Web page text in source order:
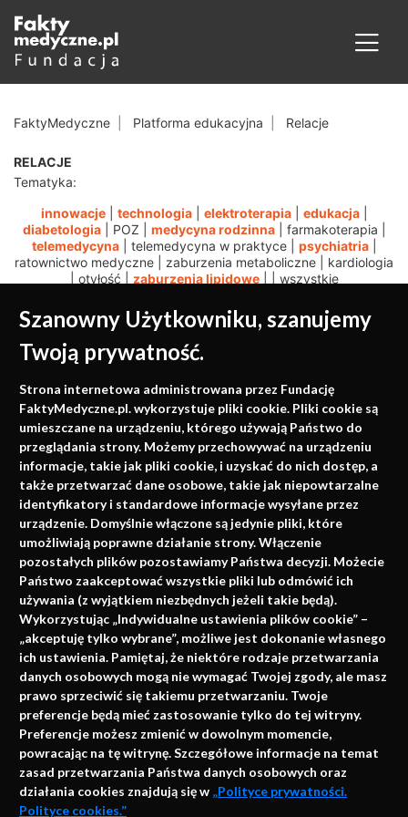
Szanowny Użytkowniku, szanujemy
Twoją prywatność.
Strona internetowa administrowana przez Fundację
FaktyMedyczne.pl. wykorzystuje pliki cookie. Pliki cookie są
umieszczane na urządzeniu, którego używają Państwo do
przeglądania strony. Możemy przechowywać na urządzeniu
informacje, takie jak pliki cookie, i uzyskać do nich dostęp, a
także przetwarzać dane osobowe, takie jak niepowtarzalne
identyfikatory i standardowe informacje wysyłane przez
urządzenie. Domyślnie włączone są jedynie pliki, które
umożliwiają poprawne działanie strony. Włączenie
pozostałych plików pozostawiamy Państwa decyzji. Możecie
Państwo zaakceptować wszystkie pliki lub odmówić ich
używania (z wyjątkiem niezbędnych jeżeli takie będą).
Wykorzystując „Indywidualne ustawienia plików cookie” –
„akceptuję tylko wybrane”, możliwe jest dokonanie własnego
ich ustawienia. Pamiętaj, że niektóre rodzaje przetwarzania
danych osobowych mogą nie wymagać Twojej zgody, ale masz
prawo sprzeciwić się takiemu przetwarzaniu. Twoje
preferencje będą mieć zastosowanie tylko do tej witryny.
Preferencje możesz zmienić w dowolnym momencie,
powracając na tę witrynę. Szczegółowe informacje na temat
zasad przetwarzania Państwa danych osobowych oraz
działania cookies znajdują się w „Polityce prywatności.
Polityce cookies.”
FaktyMedyczne Platforma edukacyjna Relacje
RELACJE
Tematyka:
innowacje| technologia| elektroterapia| edukacja|
diabetologia| POZ medycyna rodzinna| farmakoterapia
telemedycyna| telemedycyna w praktyce| psychiatria|
ratownictwo medyczne
zaburzenia metaboliczne
kardiologia
otyłość zaburzenia lipidowe| wszystkie
Medycyna oparta na
faktach
Konferencje, szkolenia, e-learning, wydawnictwo
Napisz do nas
info@faktymedyczne.pl
ul. Towarowa 2
43-460 Wisła
Redakcja medyczna:
ul. Wolności 338b